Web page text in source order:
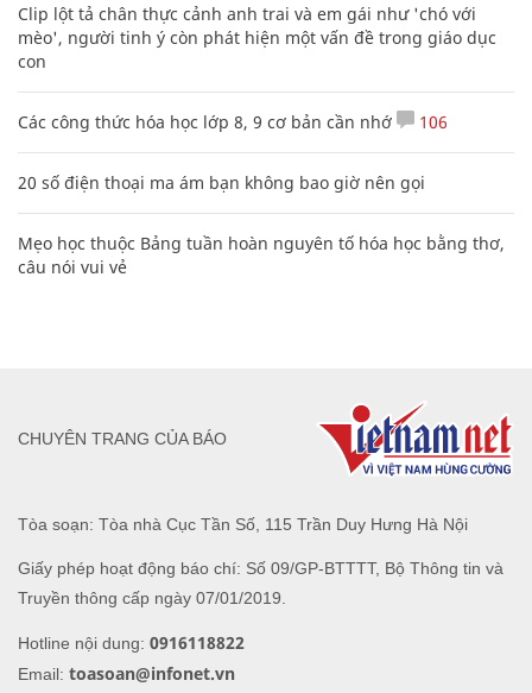
Clip lột tả chân thực cảnh anh trai và em gái như 'chó với
mèo', người tinh ý còn phát hiện một vấn đề trong giáo dục
con
Các công thức hóa học lớp 8, 9 cơ bản cần nhớ 106
20 số điện thoại ma ám bạn không bao giờ nên gọi
Mẹo học thuộc Bảng tuần hoàn nguyên tố hóa học bằng thơ,
câu nói vui vẻ
Tòa soạn: Tòa nhà Cục Tần Số, 115 Trần Duy Hưng Hà Nội
Giấy phép hoạt động báo chí: Số 09/GP-BTTTT, Bộ Thông tin và
Truyền thông cấp ngày 07/01/2019.
Hotline nội dung: 0916118822
Email: toasoan@infonet.vn
CHUYÊN TRANG CỦA BÁO